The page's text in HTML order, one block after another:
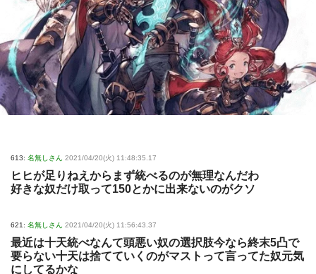
613: 名無しさん 2021/04/20(火) 11:48:35.17
ヒヒが足りねえからまず統べるのが無理なんだわ
好きな奴だけ取って150とかに出来ないのがクソ
621: 名無しさん 2021/04/20(火) 11:56:43.37
最近は十天統べなんて頭悪い奴の選択肢今なら終末5凸で
要らない十天は捨てていくのがマストって言ってた奴元気
にしてるかな